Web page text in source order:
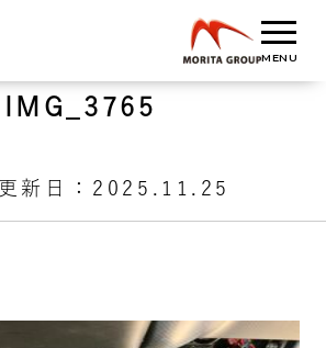
IMG_3765
更新日：2025.11.25